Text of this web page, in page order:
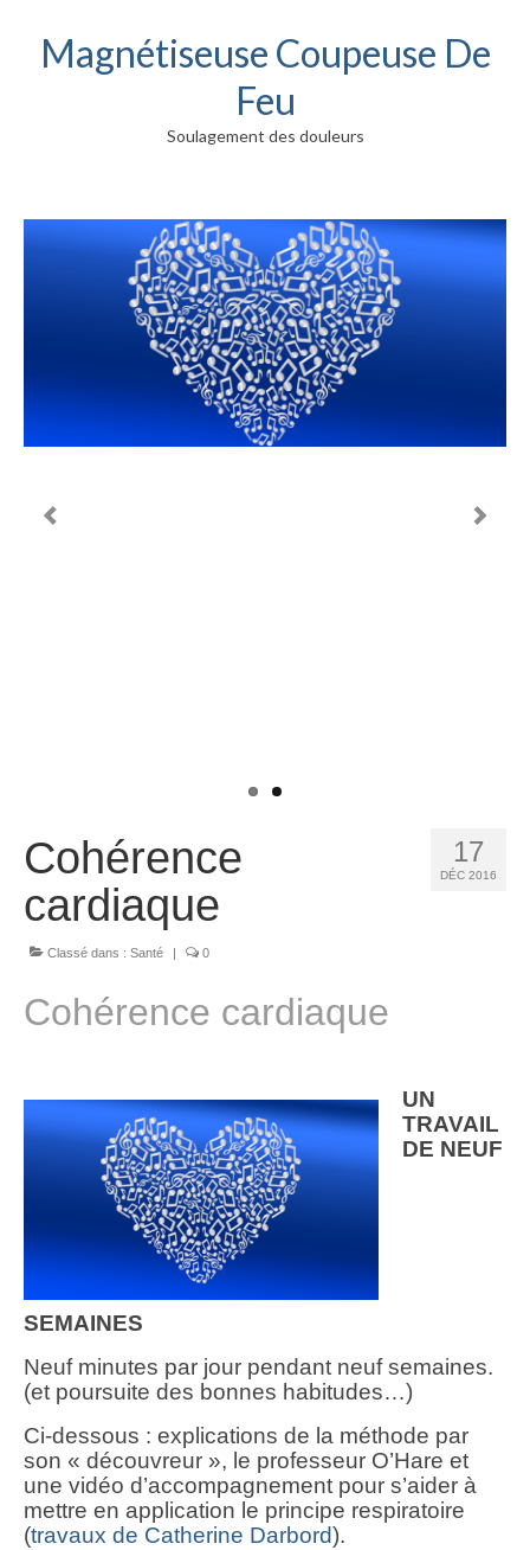
Magnétiseuse Coupeuse De
Feu
Soulagement des douleurs
17
DÉC 2016
Cohérence
cardiaque
Classé dans : Santé | 0
Cohérence cardiaque
UN
TRAVAIL
DE NEUF
SEMAINES
Neuf minutes par jour pendant neuf semaines.
(et poursuite des bonnes habitudes…)
Ci-dessous : explications de la méthode par
son « découvreur », le professeur O’Hare et
une vidéo d’accompagnement pour s’aider à
mettre en application le principe respiratoire
(travaux de Catherine Darbord).